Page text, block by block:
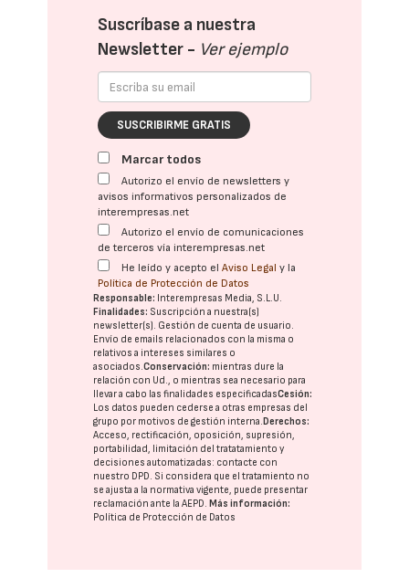
Suscríbase a nuestra
Newsletter - Ver ejemplo
SUSCRIBIRME GRATIS
Marcar todos
Autorizo el envío de newsletters y
avisos informativos personalizados de
interempresas.net
Autorizo el envío de comunicaciones
de terceros vía interempresas.net
He leído y acepto elAviso Legal y la
Política de Protección de Datos
Responsable: Interempresas Media, S.L.U.
Finalidades: Suscripción a nuestra(s)
newsletter(s). Gestión de cuenta de usuario.
Envío de emails relacionados con la misma o
relativos a intereses similares o
asociados.Conservación: mientras dure la
relación con Ud., o mientras sea necesario para
llevar a cabo las finalidades especificadasCesión:
Los datos pueden cederse a otras empresas del
grupo por motivos de gestión interna. Derechos:
Acceso, rectificación, oposición, supresión,
portabilidad, limitación del tratatamiento y
decisiones automatizadas: contacte con
nuestro DPD. Si considera que el tratamiento no
se ajusta a la normativa vigente, puede presentar
reclamación ante laAEPD. Más información:
Política de Protección de Datos